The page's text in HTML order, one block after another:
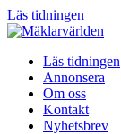
Läs tidningen
Läs tidningen
Annonsera
Om oss
Kontakt
Nyhetsbrev